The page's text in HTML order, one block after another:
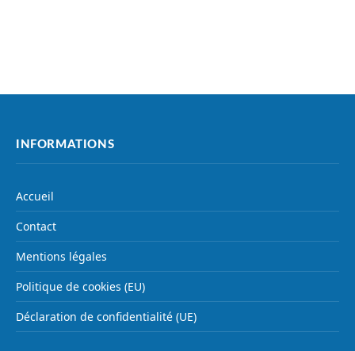
INFORMATIONS
Accueil
Contact
Mentions légales
Politique de cookies (EU)
Déclaration de confidentialité (UE)